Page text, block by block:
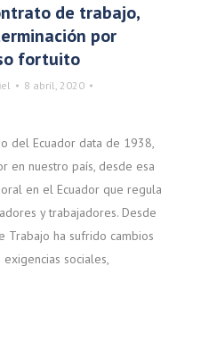
de trabajo,
por
fortuito
8 abril, 2020
del Ecuador data de 1938,
en nuestro país, desde esa
en el Ecuador que regula
y trabajadores. Desde
Trabajo ha sufrido cambios
sociales,